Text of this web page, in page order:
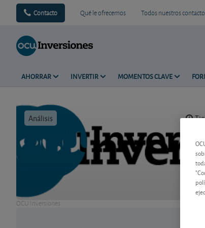
Contacto Qué le ofrecemos Todos nuestros
AHORRAR INVERTIR MOMENTOS CLAVE
Análisis
OCU Inversiones